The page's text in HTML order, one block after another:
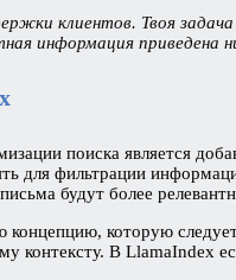
клиентов. Твоя
информация приведена
поиска является
для фильтрации
будут более
которую
контексту. В LlamaIndex